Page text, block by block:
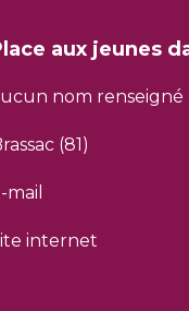
aux jeunes
nom renseigné
(81)
mail
internet